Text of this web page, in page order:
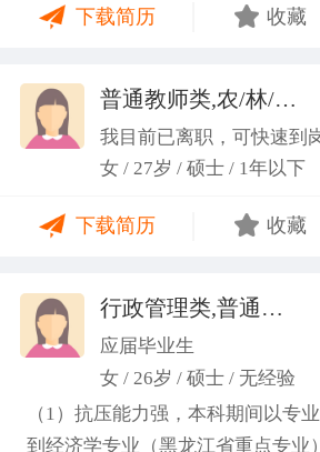
务； 学习能力：有清晰的自我定位
做事认真细心，具有较强的执行
良好的职业操 守和团队协作精神。
下载简历 收藏
普通教师类,农/林/牧/渔业
我目前已离职，可快速到
女 / 27岁 / 硕士 / 1年以下
下载简历 收藏
行政管理类,普通教师类
应届毕业生
女 / 26岁 / 硕士 / 无经验
（1）抗压能力强，本科期间以专
到经济学专业（黑龙江省重点专业